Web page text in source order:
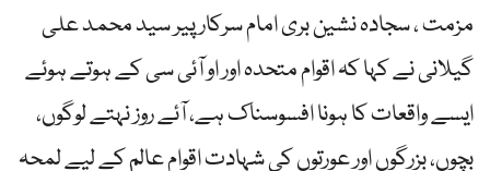
مزمت ، سجادہ نشین بری امام سرکار پیر سید محمد علی
گیلانی نے کہا کہ اقوام متحدہ اور او آئی سی کے ہوتے ہوئے
ایسے واقعات کا ہونا افسوسناک ہے، آئے روز نہتے لوگوں،
بچوں، بزرگوں اور عورتوں کی شہادت اقوام عالم کے لیے لمحہ